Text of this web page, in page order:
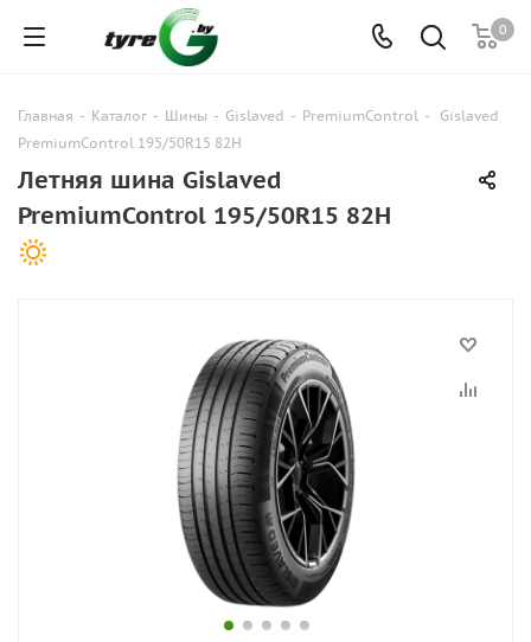
0
Главная - Каталог - Шины - Gislaved - PremiumControl -
Gislaved
PremiumControl 195/50R15 82H
Летняя шина Gislaved
PremiumControl 195/50R15 82H